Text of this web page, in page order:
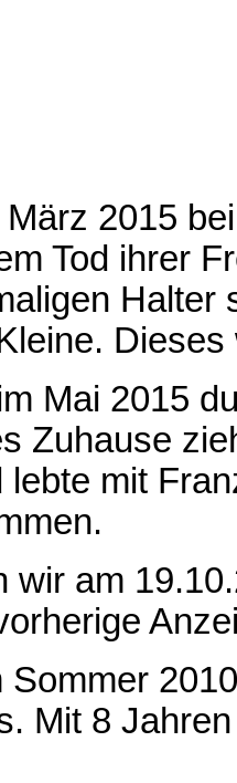
2015
Tod ihrer
Mai 2015
Zuhause
lebte mit
wir am
Sommer
Mit 8